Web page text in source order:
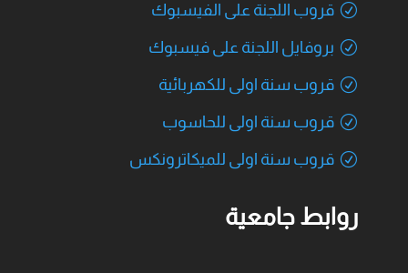
قروب اللجنة على الفيسبوك
بروفايل اللجنة على فيسبوك
قروب سنة اولى للكهربائية
قروب سنة اولى للحاسوب
قروب سنة اولى للميكاترونكس